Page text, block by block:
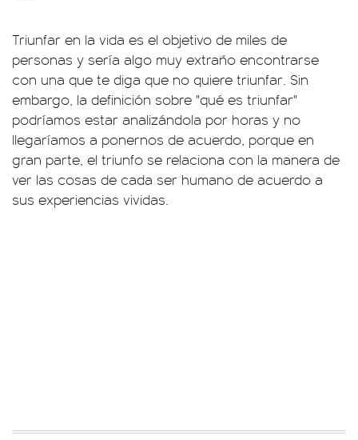
Triunfar en la vida es el objetivo de miles de
personas y sería algo muy extraño encontrarse
con una que te diga que no quiere triunfar. Sin
embargo, la definición sobre "qué es triunfar"
podríamos estar analizándola por horas y no
llegaríamos a ponernos de acuerdo, porque en
gran parte, el triunfo se relaciona con la manera de
ver las cosas de cada ser humano de acuerdo a
sus experiencias vividas.